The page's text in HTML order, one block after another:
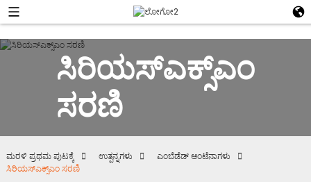
ಸಿರಿಯಸ್ಎಕ್ಸ್‌ಎಂ
ಸರಣಿ
ಮರಳಿ ಪ್ರಥಮ ಪುಟಕ್ಕೆ ಉತ್ಪನ್ನಗಳು
ಎಂಬೆಡೆಡ್ ಆಂಟೆನಾಗಳು
ಸಿರಿಯಸ್ಎಕ್ಸ್‌ಎಂ ಸರಣಿ